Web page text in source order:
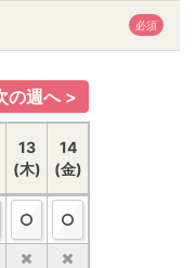
必須
13
(木)
14
(金)
20
(木)
21
(金)